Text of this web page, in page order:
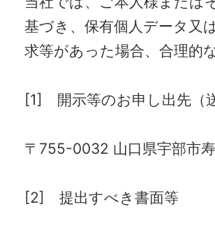
基づき、保有個人データ又
求等があった場合、合理的
[1] 開示等のお申し出先（
〒755-0032 山口県宇部市
[2] 提出すべき書面等